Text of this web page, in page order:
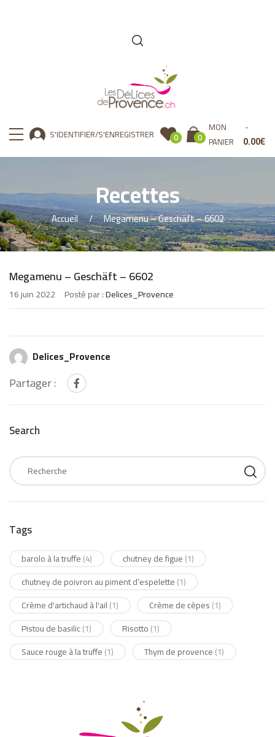
S'IDENTIFIER/S'ENREGISTRER 0 0
MON
PANIER
0.00€
Recettes
Accueil Megamenu – Geschäft – 6602
Megamenu – Geschäft – 6602
16 juin 2022 Posté par :Delices_Provence
Delices_Provence
Partager :
Search
Tags
barolo à la truffe (4) chutney de figue (1)
chutney de poivron au piment d’espelette (1)
Crème d'artichaud à l'ail (1) Crème de cèpes (1)
Pistou de basilic(1) Risotto (1)
Sauce rouge à la truffe (1) Thym de provence (1)